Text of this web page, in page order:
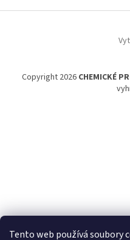
Tento web používá soubory
Copyright 2026 CHEMICKÉ